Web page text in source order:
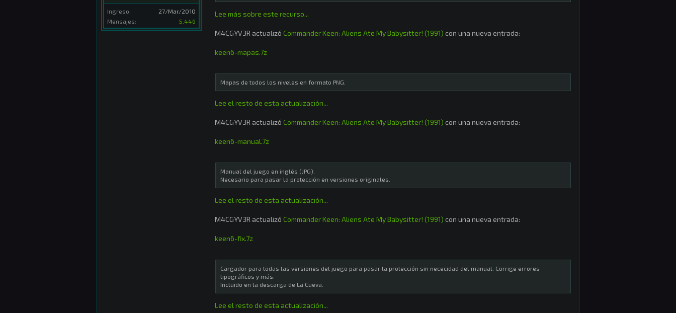
Ingreso:
27/Mar/2010
Mensajes:
5.446
Lee más sobre este recurso...
M4CGYV3R actualizó Commander Keen: Aliens Ate My Babysitter! (1991) con una nueva entrada:
keen6-mapas.7z
Mapas de todos los niveles en formato PNG.
Lee el resto de esta actualización...
M4CGYV3R actualizó Commander Keen: Aliens Ate My Babysitter! (1991) con una nueva entrada:
keen6-manual.7z
Manual del juego en inglés (JPG).
Necesario para pasar la protección en versiones originales.
Lee el resto de esta actualización...
M4CGYV3R actualizó Commander Keen: Aliens Ate My Babysitter! (1991) con una nueva entrada:
keen6-fix.7z
Cargador para todas las versiones del juego para pasar la protección sin nececidad del manual. Corrige errores
tipográficos y más.
Incluido en la descarga de La Cueva.
Lee el resto de esta actualización...